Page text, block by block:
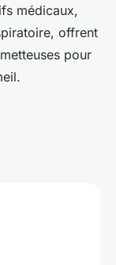
médicaux,
offrent
pour